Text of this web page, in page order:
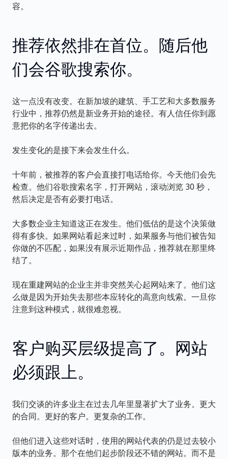
容。
推荐依然排在首位。随后他
们会谷歌搜索你。
这一点没有改变。在新加坡的建筑、手工艺和大多数服务
行业中，推荐仍然是新业务开始的途径。有人信任你到愿
意把你的名字传递出去。
发生变化的是接下来会发生什么。
十年前，被推荐的客户会直接打电话给你。今天他们会先
检查。他们谷歌搜索名字，打开网站，滚动浏览 30 秒，
然后决定是否有必要打电话。
大多数企业主知道这正在发生。他们低估的是这个决策做
得有多快。如果网站看起来过时，如果服务与他们被告知
你做的不匹配，如果没有展示近期作品，推荐就在那里终
结了。
现在重建网站的企业主并非突然关心起网站来了。他们这
么做是因为开始失去那些本应转化的高意向线索。一旦你
注意到这种模式，就很难忽视。
客户购买层级提高了。网站
必须跟上。
我们交谈的许多业主在过去几年里显著扩大了业务。更大
的合同。更好的客户。更复杂的工作。
但他们进入这些对话时，使用的网站代表的仍是过去较小
版本的业务。那个在他们起步阶段还不错的网站。而不是